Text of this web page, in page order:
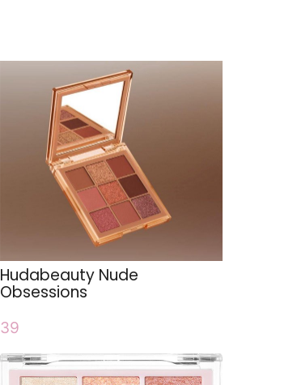
Hudabeauty Nude
Obsessions
39